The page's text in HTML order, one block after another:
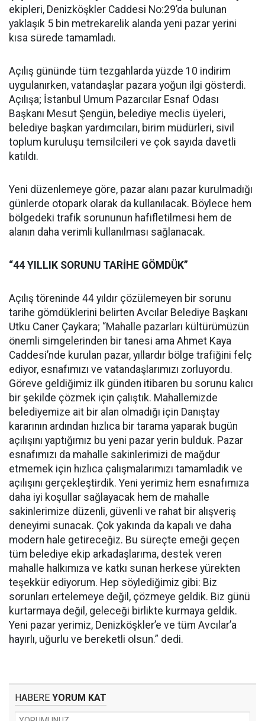
ekipleri, Denizköşkler Caddesi No:29’da bulunan
yaklaşık 5 bin metrekarelik alanda yeni pazar yerini
kısa sürede tamamladı.
Açılış gününde tüm tezgahlarda yüzde 10 indirim
uygulanırken, vatandaşlar pazara yoğun ilgi gösterdi.
Açılışa; İstanbul Umum Pazarcılar Esnaf Odası
Başkanı Mesut Şengün, belediye meclis üyeleri,
belediye başkan yardımcıları, birim müdürleri, sivil
toplum kuruluşu temsilcileri ve çok sayıda davetli
katıldı.
Yeni düzenlemeye göre, pazar alanı pazar kurulmadığı
günlerde otopark olarak da kullanılacak. Böylece hem
bölgedeki trafik sorununun hafifletilmesi hem de
alanın daha verimli kullanılması sağlanacak.
“44 YILLIK SORUNU TARİHE GÖMDÜK”
Açılış töreninde 44 yıldır çözülemeyen bir sorunu
tarihe gömdüklerini belirten Avcılar Belediye Başkanı
Utku Caner Çaykara; “Mahalle pazarları kültürümüzün
önemli simgelerinden bir tanesi ama Ahmet Kaya
Caddesi’nde kurulan pazar, yıllardır bölge trafiğini felç
ediyor, esnafımızı ve vatandaşlarımızı zorluyordu.
Göreve geldiğimiz ilk günden itibaren bu sorunu kalıcı
bir şekilde çözmek için çalıştık. Mahallemizde
belediyemize ait bir alan olmadığı için Danıştay
kararının ardından hızlıca bir tarama yaparak bugün
açılışını yaptığımız bu yeni pazar yerin bulduk. Pazar
esnafımızı da mahalle sakinlerimizi de mağdur
etmemek için hızlıca çalışmalarımızı tamamladık ve
açılışını gerçekleştirdik. Yeni yerimiz hem esnafımıza
daha iyi koşullar sağlayacak hem de mahalle
sakinlerimize düzenli, güvenli ve rahat bir alışveriş
deneyimi sunacak. Çok yakında da kapalı ve daha
modern hale getireceğiz. Bu süreçte emeği geçen
tüm belediye ekip arkadaşlarıma, destek veren
mahalle halkımıza ve katkı sunan herkese yürekten
teşekkür ediyorum. Hep söylediğimiz gibi: Biz
sorunları ertelemeye değil, çözmeye geldik. Biz günü
kurtarmaya değil, geleceği birlikte kurmaya geldik.
Yeni pazar yerimiz, Denizköşkler’e ve tüm Avcılar’a
hayırlı, uğurlu ve bereketli olsun.” dedi.
HABERE YORUM KAT